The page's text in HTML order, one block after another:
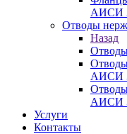
АИСИ
Отводы
Назад
АИСИ
АИСИ
Услуги
Контакты